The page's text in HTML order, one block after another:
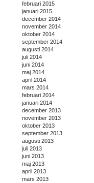
februari 2015
januari 2015
december 2014
november 2014
oktober 2014
september 2014
augusti 2014
juli 2014
juni 2014
maj 2014
april 2014
mars 2014
februari 2014
januari 2014
december 2013
november 2013
oktober 2013
september 2013
augusti 2013
juli 2013
juni 2013
maj 2013
april 2013
mars 2013